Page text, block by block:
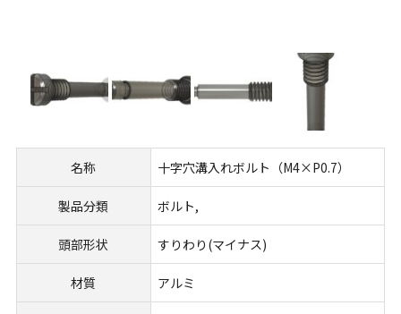
名称 十字穴溝入れボルト（M4×P0.7）
製品分類 ボルト,
頭部形状 すりわり(マイナス)
材質 アルミ